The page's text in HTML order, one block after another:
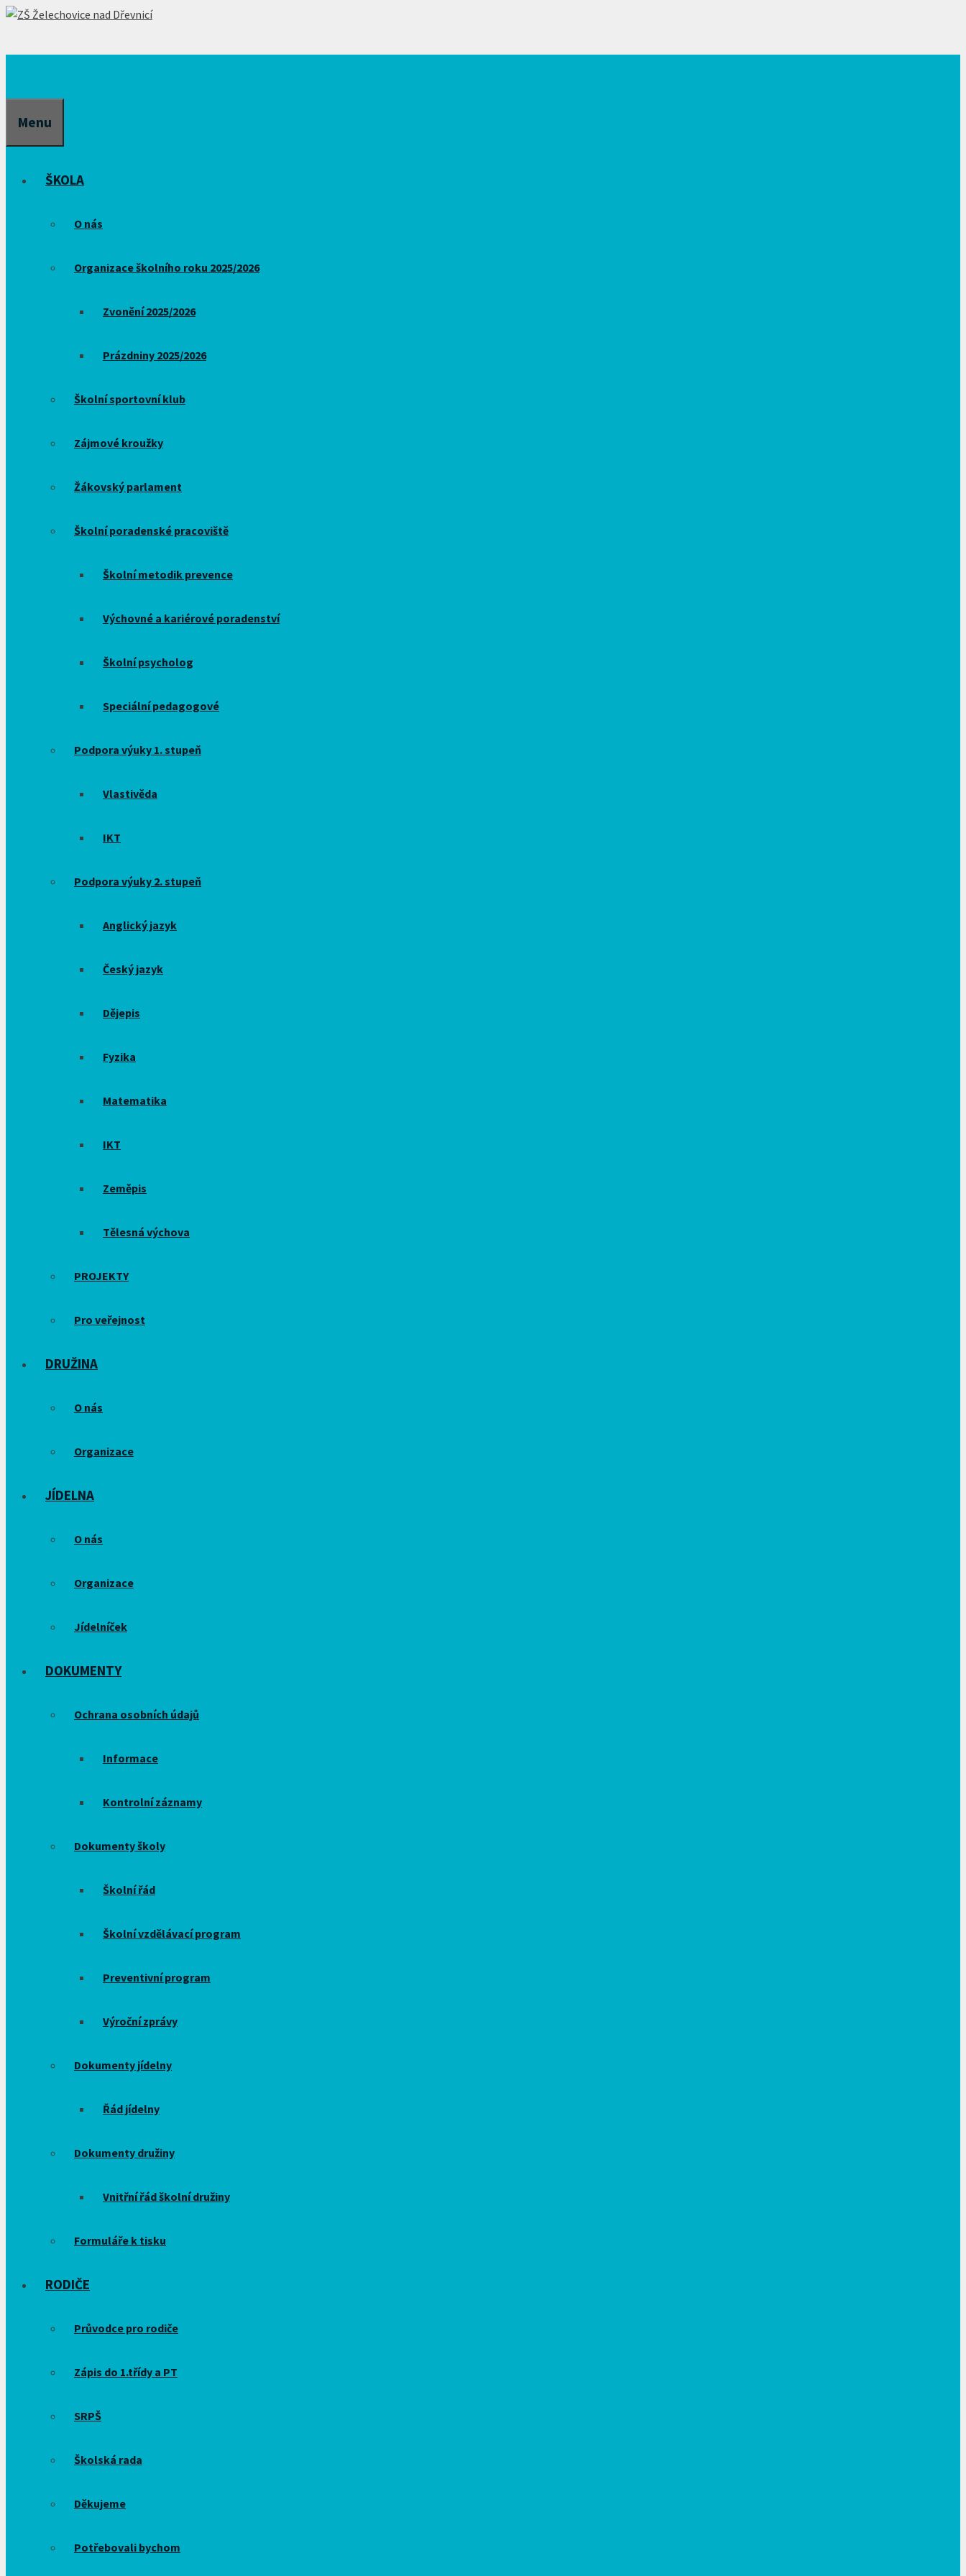
Přeskočit
Menu
ŠKOLA
O nás
Organizace školního roku 2025/2026
Zvonění 2025/2026
Prázdniny 2025/2026
Školní sportovní klub
Zájmové kroužky
Žákovský parlament
Školní poradenské pracoviště
Školní metodik prevence
Výchovné a kariérové poradenství
Školní psycholog
Speciální pedagogové
Podpora výuky 1. stupeň
Vlastivěda
IKT
Podpora výuky 2. stupeň
Anglický jazyk
Český jazyk
Dějepis
Fyzika
Matematika
IKT
Zeměpis
Tělesná výchova
PROJEKTY
Pro veřejnost
DRUŽINA
O nás
Organizace
JÍDELNA
O nás
Organizace
Jídelníček
DOKUMENTY
Ochrana osobních údajů
Informace
Kontrolní záznamy
Dokumenty školy
Školní řád
Školní vzdělávací program
Preventivní program
Výroční zprávy
Dokumenty jídelny
Řád jídelny
Dokumenty družiny
Vnitřní řád školní družiny
Formuláře k tisku
RODIČE
Průvodce pro rodiče
Zápis do 1.třídy a PT
SRPŠ
Školská rada
Děkujeme
Potřebovali bychom